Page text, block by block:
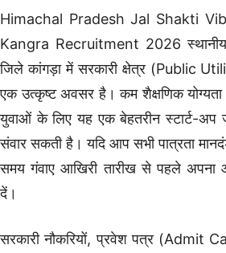
Himachal Pradesh Jal Shakti
Kangra Recruitment 2026
जिले कांगड़ा में सरकारी क्षेत्र (Public
एक उत्कृष्ट अवसर है। कम शैक्षणिक
युवाओं के लिए यह एक बेहतरीन स्टार्ट-अप
संवार सकती है। यदि आप सभी पात्रता
समय गंवाए आखिरी तारीख से पहले अपना
दें।
सरकारी नौकरियों, प्रवेश पत्र (Admit